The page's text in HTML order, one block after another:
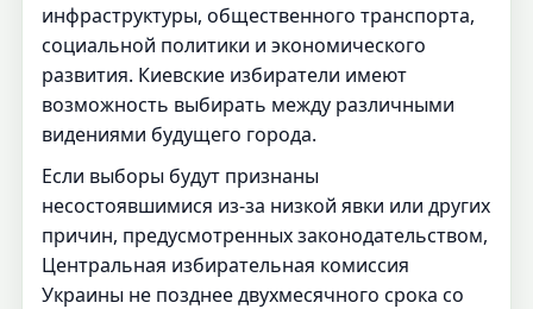
инфраструктуры, общественного транспорта,
социальной политики и экономического
развития. Киевские избиратели имеют
возможность выбирать между различными
видениями будущего города.
Если выборы будут признаны
несостоявшимися из-за низкой явки или других
причин, предусмотренных законодательством,
Центральная избирательная комиссия
Украины не позднее двухмесячного срока со